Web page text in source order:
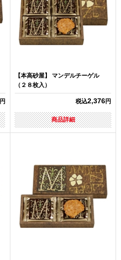
円
【本高砂屋】 マンデルチーゲル
（２８枚入）
税込2,376円
商品詳細